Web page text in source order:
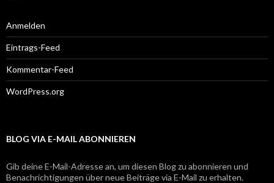
Anmelden
Eintrags-Feed
Kommentar-Feed
WordPress.org
BLOG VIA E-MAIL ABONNIEREN
Gib deine E-Mail-Adresse an, um diesen Blog zu abonnieren und
Benachrichtigungen über neue Beiträge via E-Mail zu erhalten.